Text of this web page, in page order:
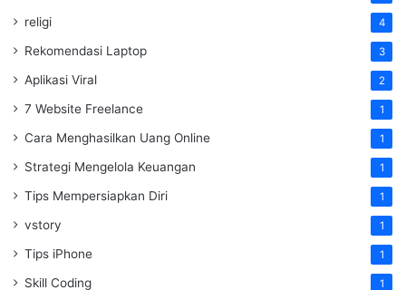
religi 4
Rekomendasi Laptop 3
Aplikasi Viral 2
7 Website Freelance 1
Cara Menghasilkan Uang Online 1
Strategi Mengelola Keuangan 1
Tips Mempersiapkan Diri 1
vstory 1
Tips iPhone 1
Skill Coding 1